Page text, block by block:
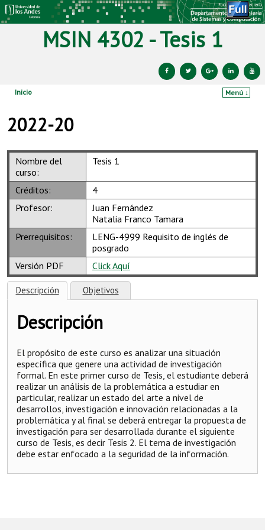
MSIN 4302 - Tesis 1
Inicio
Menú ↓
2022-20
Nombre del
curso:
Tesis 1
Créditos:
4
Profesor:
Juan Fernández
Natalia Franco Tamara
Prerrequisitos:
LENG-4999 Requisito de inglés de
posgrado
Versión PDF
Click Aquí
Descripción Objetivos
Descripción
El propósito de este curso es analizar una situación
específica que genere una actividad de investigación
formal. En este primer curso de Tesis, el estudiante deberá
realizar un análisis de la problemática a estudiar en
particular, realizar un estado del arte a nivel de
desarrollos, investigación e innovación relacionadas a la
problemática y al final se deberá entregar la propuesta de
investigación para ser desarrollada durante el siguiente
curso de Tesis, es decir Tesis 2. El tema de investigación
debe estar enfocado a la seguridad de la información.